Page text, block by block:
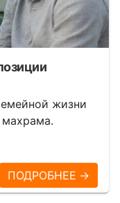
жизни
ПОДРОБНЕЕ →